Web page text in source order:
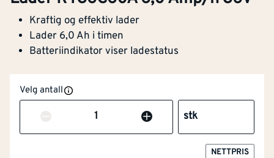
Kraftig og effektiv lader
Lader 6,0 Ah i timen
Batteriindikator viser ladestatus
Velg antall
Antall stk
NETTPRIS